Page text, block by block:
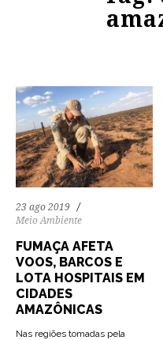
23 ago 2019
Meio Ambiente
FUMAÇA AFETA
VOOS, BARCOS E
LOTA HOSPITAIS EM
CIDADES
AMAZÔNICAS
Nas regiões tomadas pela